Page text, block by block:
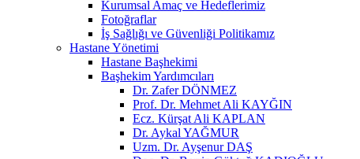
Kurumsal Amaç ve Hedeflerimiz
Fotoğraflar
İş Sağlığı ve Güvenliği Politikamız
Hastane Yönetimi
Hastane Başhekimi
Başhekim Yardımcıları
Dr. Zafer DÖNMEZ
Prof. Dr. Mehmet Ali KAYĞIN
Ecz. Kürşat Ali KAPLAN
Dr. Aykal YAĞMUR
Uzm. Dr. Ayşenur DAŞ